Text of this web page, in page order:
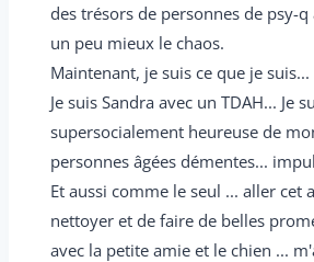
des trésors de personnes de psy-
un peu mieux le chaos.
Maintenant, je suis ce que je suis...
Je suis Sandra avec un TDAH... Je
supersocialement heureuse de
personnes âgées démentes...
Et aussi comme le seul ... aller cet
nettoyer et de faire de belles
avec la petite amie et le chien ...